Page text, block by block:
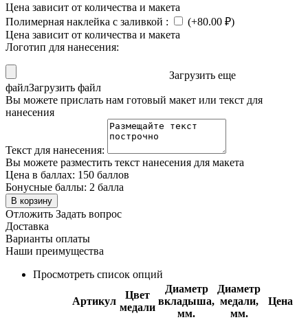
Цена зависит от количества и макета
Полимерная наклейка с заливкой : (+80.00 ₽)
Цена зависит от количества и макета
Логотип для нанесения:
Загрузить еще
файлЗагрузить файл
Вы можете прислать нам готовый макет или текст для
нанесения
Текст для нанесения:
Вы можете разместить текст нанесения для макета
Цена в баллах: 150 баллов
Бонусные баллы: 2 балла
В корзину
Отложить Задать вопрос
Доставка
Варианты оплаты
Наши преимущества
Просмотреть список опций
Артикул
Цвет
медали
Диаметр
вкладыша,
мм.
Диаметр
медали,
мм.
Цена